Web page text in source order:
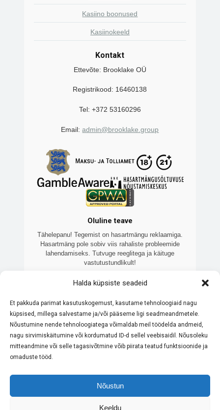
Halda küpsiste seadeid
Et pakkuda parimat kasutuskogemust, kasutame tehnoloogiaid nagu
küpsised, millega salvestame ja/või pääseme ligi seadmeandmetele.
Nõustumine nende tehnoloogiatega võimaldab meil töödelda andmeid,
nagu sirvimiskäitumine või kordumatud ID-d sellel veebisaidil. Nõusoleku
mitteandmine või selle tagasivõtmine võib piirata teatud funktsioonide ja
omaduste tööd.
Nõustun
Keeldu
Kasiino boonused
Kasiinokeeld
Kontakt
Ettevõte: Brooklake OÜ
Registrikood: 16460138
Tel: +372 53160296
Email:admin@brooklake.group
Oluline teave
Tähelepanu! Tegemist on hasartmängu reklaamiga.
Hasartmäng pole sobiv viis rahaliste probleemide
lahendamiseks. Tutvuge reeglitega ja käituge
vastutustundlikult!
Veebilehte 7kasiino.ee haldab Brooklake OÜ
ja tutvustamisele. Meie eesmärk on pakkuda ajakohast ja
objektiivset teavet. Kõik meie koostööpartnerid omavad
Eesti Maksu- ja Tolliameti litsentsi. Palume alati tutvuda
konkreetse kasiino reeglite ja boonustingimustega enne
mängimist. Hasartmäng pole sobiv viis rahaliste
probleemide lahendamiseks – mängi vastutustundlikult.